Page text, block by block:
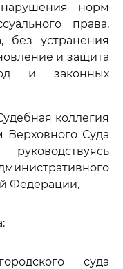
норм
права,
без устранения
и защита
и законных
коллегия
Суда
Федерации,
суда